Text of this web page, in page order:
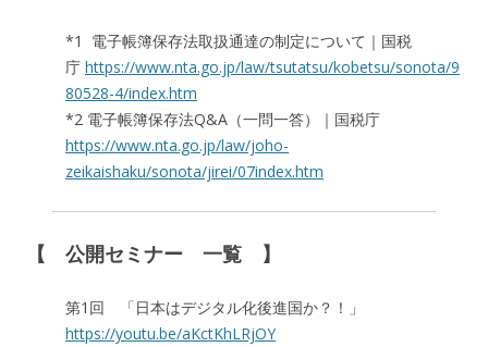
*1 電子帳簿保存法取扱通達の制定について｜国税
庁 https://www.nta.go.jp/law/tsutatsu/kobetsu/sonota/9
80528-4/index.htm
*2 電子帳簿保存法Q&A（一問一答）｜国税庁
https://www.nta.go.jp/law/joho-
zeikaishaku/sonota/jirei/07index.htm
【 公開セミナー 一覧 】
第1回 「日本はデジタル化後進国か？！」
https://youtu.be/aKctKhLRjOY